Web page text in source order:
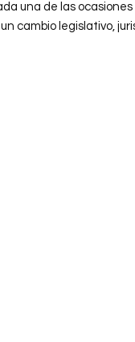
una de las
cambio legislativo,